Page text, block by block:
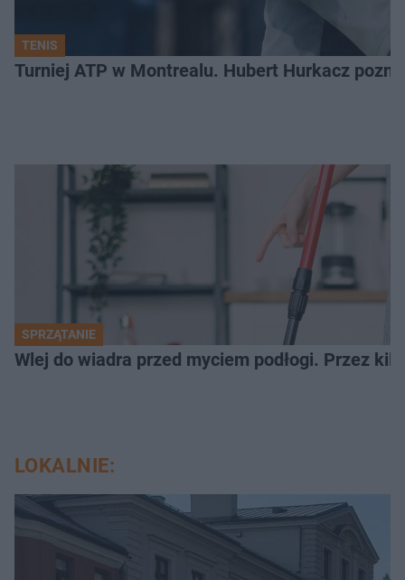
TENIS
Turniej ATP w Montrealu. Hubert Hurkacz
SPRZĄTANIE
Wlej do wiadra przed myciem podłogi. Przez
LOKALNIE: